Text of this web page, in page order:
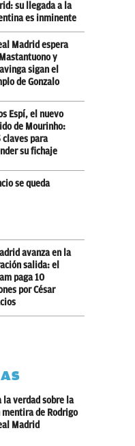
su llegada a la
es inminente
Madrid espera
y
sigan el
de Gonzalo
Espí, el nuevo
de Mourinho:
claves para
su fichaje
se queda
avanza en la
salida: el
paga 10
por César
la verdad sobre la
mentira de Rodrigo
Madrid